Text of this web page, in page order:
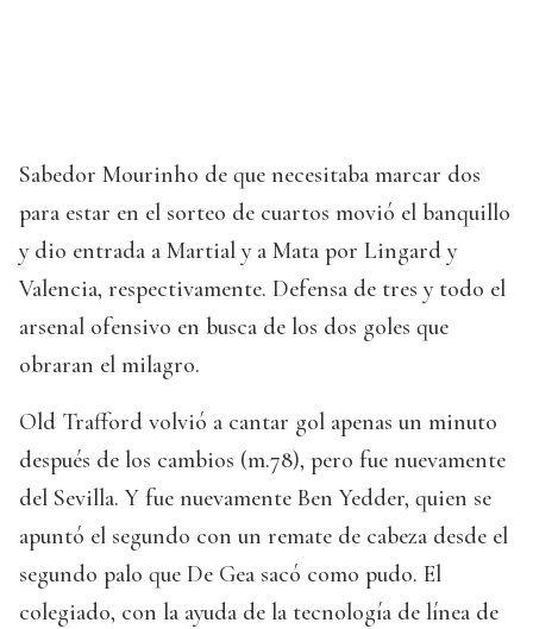
Sabedor Mourinho de que necesitaba marcar dos
para estar en el sorteo de cuartos movió el banquillo
y dio entrada a Martial y a Mata por Lingard y
Valencia, respectivamente. Defensa de tres y todo el
arsenal ofensivo en busca de los dos goles que
obraran el milagro.
Old Trafford volvió a cantar gol apenas un minuto
después de los cambios (m.78), pero fue nuevamente
del Sevilla. Y fue nuevamente Ben Yedder, quien se
apuntó el segundo con un remate de cabeza desde el
segundo palo que De Gea sacó como pudo. El
colegiado, con la ayuda de la tecnología de línea de